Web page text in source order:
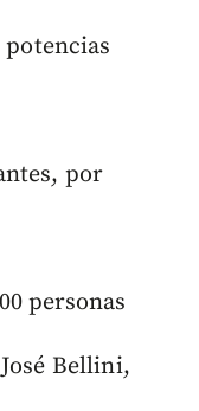
por
personas
Bellini,